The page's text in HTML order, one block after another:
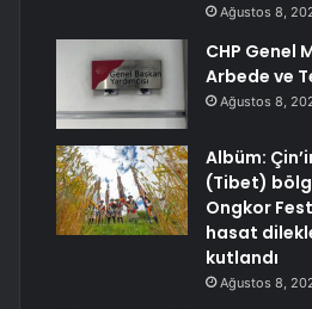
Ağustos 8,
CHP Genel
Arbede ve
Ağustos 8,
Albüm:
(Tibet)
Ongkor
hasat
kutlandı
Ağustos 8,